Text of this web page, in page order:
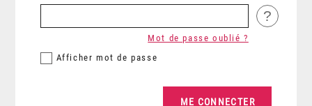
?
Afficher mot de passe
Mot de passe oublié ?